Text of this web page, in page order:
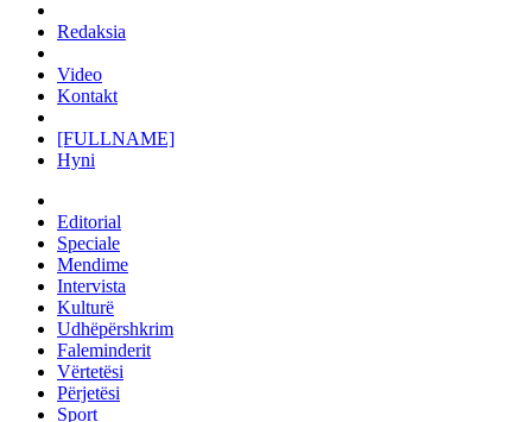
Redaksia
Video
Kontakt
[FULLNAME]
Hyni
Editorial
Speciale
Mendime
Intervista
Kulturë
Udhëpërshkrim
Faleminderit
Vërtetësi
Përjetësi
Sport